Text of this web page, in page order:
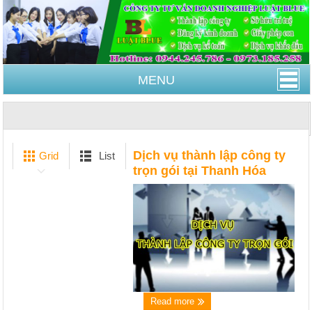
MENU
Grid List
Dịch vụ thành lập công ty
trọn gói tại Thanh Hóa
Read more